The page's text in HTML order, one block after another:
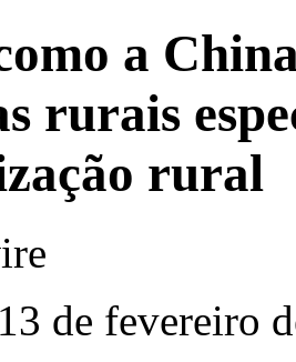
a
rurais
rural
de fevereiro